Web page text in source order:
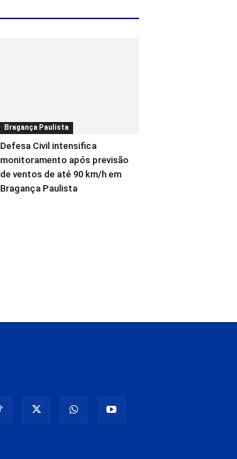
Bragança Paulista
Defesa Civil intensifica
monitoramento após previsão
de ventos de até 90 km/h em
Bragança Paulista